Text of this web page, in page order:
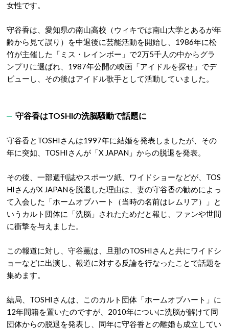
女性です。
守谷香は、愛知県の南山高校（ウィキでは南山大学とあるが年
齢から見て誤り）を中退後に芸能活動を開始し、1986年に松
竹が主催した「ミス・レインボー」で2万5千人の中からグラ
ンプリに選ばれ、1987年公開の映画「アイドルを探せ」でデ
ビューし、その後はアイドル歌手として活動していました。
守谷香はTOSHIの洗脳騒動で話題に
守谷香とTOSHIさんは1997年に結婚を発表しましたが、その
年に突如、TOSHIさんが「X JAPAN」からの脱退を発表。
その後、一部週刊誌やスポーツ紙、ワイドショーなどが、TOS
HIさんがX JAPANを脱退した理由は、妻の守谷香の勧めによっ
て入会した「ホームオブハート（当時の名前はレムリア）」と
いうカルト団体に「洗脳」されたためだと報じ、ファンや世間
に衝撃を与えました。
この報道に対し、守谷薫は、旦那のTOSHIさんと共にワイドシ
ョーなどに出演し、報道に対する反論を行なったことで話題を
集めます。
結局、TOSHIさんは、このカルト団体「ホームオブハート」に
12年間籍を置いたのですが、2010年についに洗脳が解けて同
団体からの脱退を発表し、同年に守谷香との離婚も成立してい